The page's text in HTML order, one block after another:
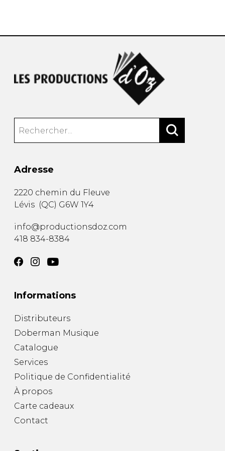
Adresse
2220 chemin du Fleuve
Lévis (QC) G6W 1Y4
info@productionsdoz.com
418 834-8384
Informations
Distributeurs
Doberman Musique
Catalogue
Services
Politique de Confidentialité
À propos
Carte cadeaux
Contact